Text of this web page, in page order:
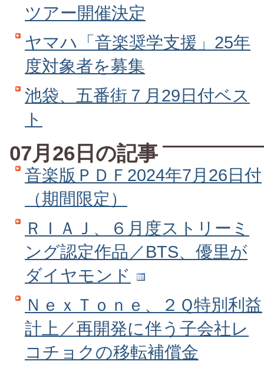
ツアー開催決定
ヤマハ「音楽奨学支援」25年
度対象者を募集
池袋、五番街７月29日付ベス
ト
07月26日の記事
音楽版ＰＤＦ2024年7月26日付
（期間限定）
ＲＩＡＪ、６月度ストリーミ
ング認定作品／BTS、優里が
ダイヤモンド
ＮｅｘＴｏｎｅ、２Ｑ特別利益
計上／再開発に伴う子会社レ
コチョクの移転補償金